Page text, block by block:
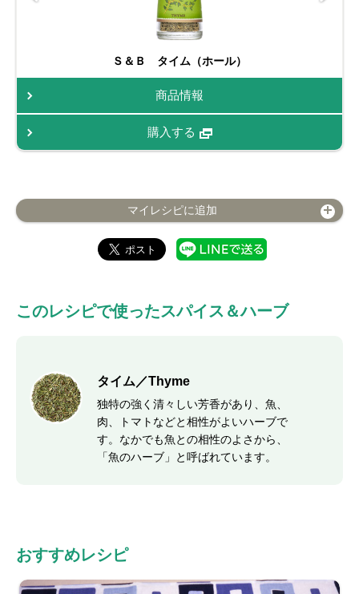
Ｓ＆Ｂ タイム（ホール）
商品情報
購入する
マイレシピに追加
このレシピで使ったスパイス＆ハーブ
タイム／Thyme
独特の強く清々しい芳香があり、魚、
肉、トマトなどと相性がよいハーブで
す。なかでも魚との相性のよさから、
「魚のハーブ」と呼ばれています。
おすすめレシピ